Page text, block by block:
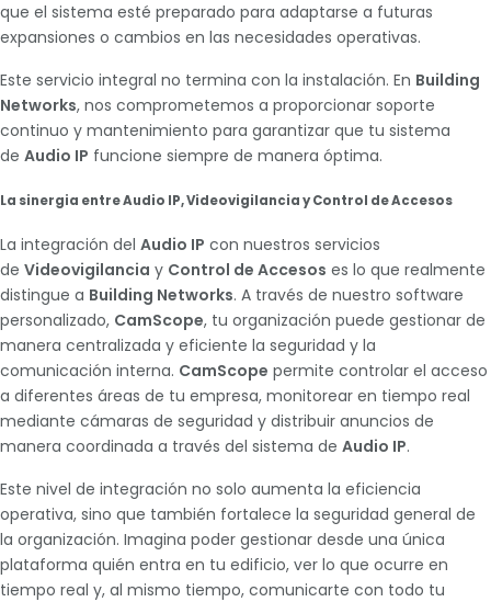
que el sistema esté preparado para adaptarse a futuras
expansiones o cambios en las necesidades operativas.
Este servicio integral no termina con la instalación. En Building
Networks, nos comprometemos a proporcionar soporte
continuo y mantenimiento para garantizar que tu sistema
de Audio IP funcione siempre de manera óptima.
La sinergia entre Audio IP, Videovigilancia y Control de Accesos
La integración del Audio IP con nuestros servicios
de Videovigilancia y Control de Accesos es lo que realmente
distingue a Building Networks. A través de nuestro software
personalizado, CamScope, tu organización puede gestionar de
manera centralizada y eficiente la seguridad y la
comunicación interna. CamScope permite controlar el acceso
a diferentes áreas de tu empresa, monitorear en tiempo real
mediante cámaras de seguridad y distribuir anuncios de
manera coordinada a través del sistema de Audio IP.
Este nivel de integración no solo aumenta la eficiencia
operativa, sino que también fortalece la seguridad general de
la organización. Imagina poder gestionar desde una única
plataforma quién entra en tu edificio, ver lo que ocurre en
tiempo real y, al mismo tiempo, comunicarte con todo tu